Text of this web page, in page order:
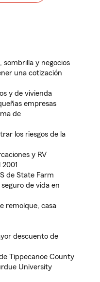
sombrilla y negocios
una cotización
y de vivienda
empresas
de
los riesgos de la
y RV
de State Farm
de vida en
remolque, casa
descuento de
Tippecanoe County
University